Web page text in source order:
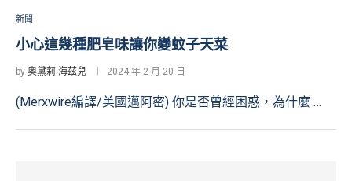
新聞
小心這幾種肥皂味讓你變蚊子天菜
by 奧黛莉 海茲兒 2024 年 2 月 20 日
(Merxwire編譯/美國邁阿密) 你是否曾經困惑，為什麼 …